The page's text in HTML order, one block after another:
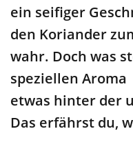
ein seifiger
den Koriander
wahr. Doch was
speziellen
etwas hinter der
Das erfährst du,